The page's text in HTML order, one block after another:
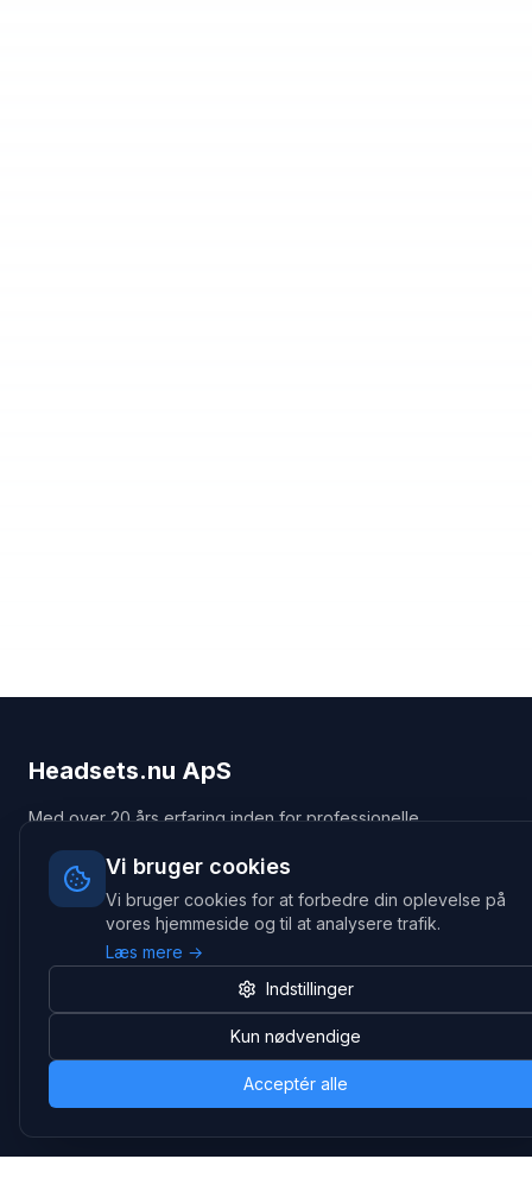
Vi bruger cookies
Vi bruger cookies for at forbedre din oplevelse på
vores hjemmeside og til at analysere trafik.
Læs mere →
Indstillinger
Kun nødvendige
Acceptér alle
Headsets.nu ApS
Med over 20 års erfaring inden for professionelle
største leverandører på markedet
Hovedkontor
Gammel Klausdalsbrovej 493, 2730 Herlev
+45 70 27 80 27
Salgsafdeling
Strevelinsvej 20, 7000 Fredericia
salg@headsets.nu